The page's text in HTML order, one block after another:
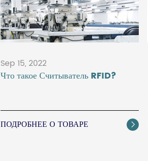
Sep 15, 2022
Что такое Считыватель RFID?
ПОДРОБНЕЕ О ТОВАРЕ 